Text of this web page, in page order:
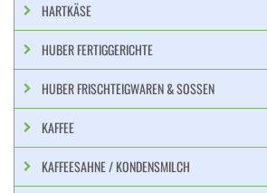
HARTKÄSE
HUBER FERTIGGERICHTE
HUBER FRISCHTEIGWAREN & SOSSEN
KAFFEE
KAFFEESAHNE / KONDENSMILCH